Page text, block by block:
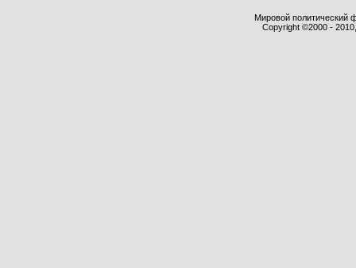
Мировой политический
Copyright ©2000 -